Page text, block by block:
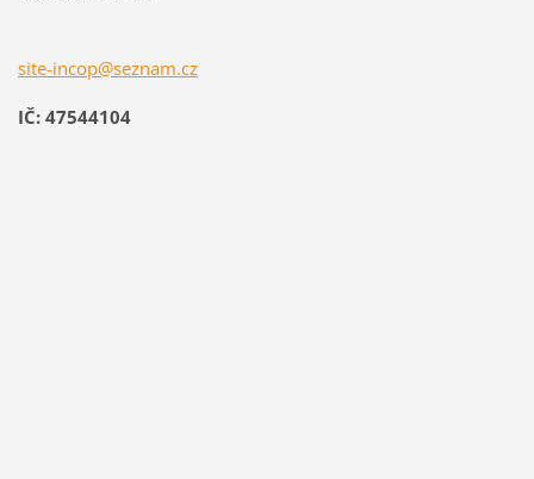
site-incop@seznam.cz
IČ: 47544104